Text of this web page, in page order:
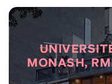
MONASH,